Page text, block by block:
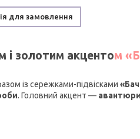
для замовлення
і золотим акцентом
із сережками-підвісками
. Головний акцент —